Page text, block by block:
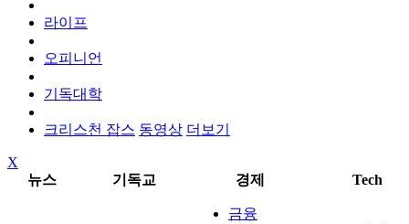
라이프
오피니언
기독대학
크리스천 잡스 동영상 더보기
X
뉴스
기독교 경제 Tech
금융